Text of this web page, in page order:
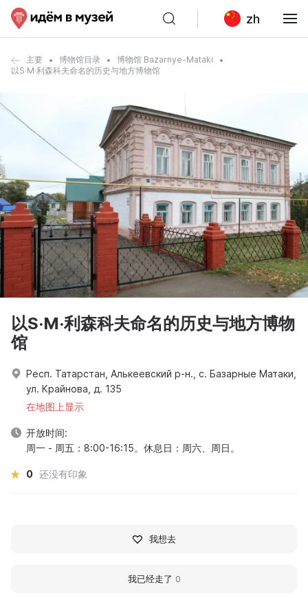
zh
主要 博物馆目录
博物馆 Bazarnye-Mataki
以S·M·利森科夫命名的历史与地方博物馆
以S·M·利森科夫命名的历史与地方博物
馆
Респ. Татарстан, Алькеевский р-н., с. Базарные Матаки,
ул. Крайнова, д. 135
在地图上显示
开放时间:
周一 - 周五：8:00-16:15。休息日：周六、周日。
0 还没有印象
我想去
我已经走了 0